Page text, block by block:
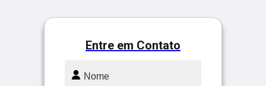
Entre em Contato